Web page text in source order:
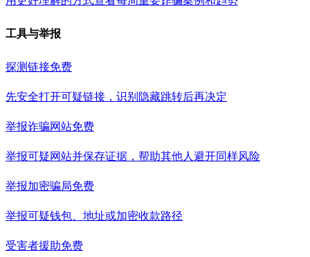
工具与举报
探测链接免费
先安全打开可疑链接，识别隐藏跳转后再决定
举报诈骗网站免费
举报可疑网站并保存证据，帮助其他人避开同样风险
举报加密骗局免费
举报可疑钱包、地址或加密收款路径
受害者援助免费